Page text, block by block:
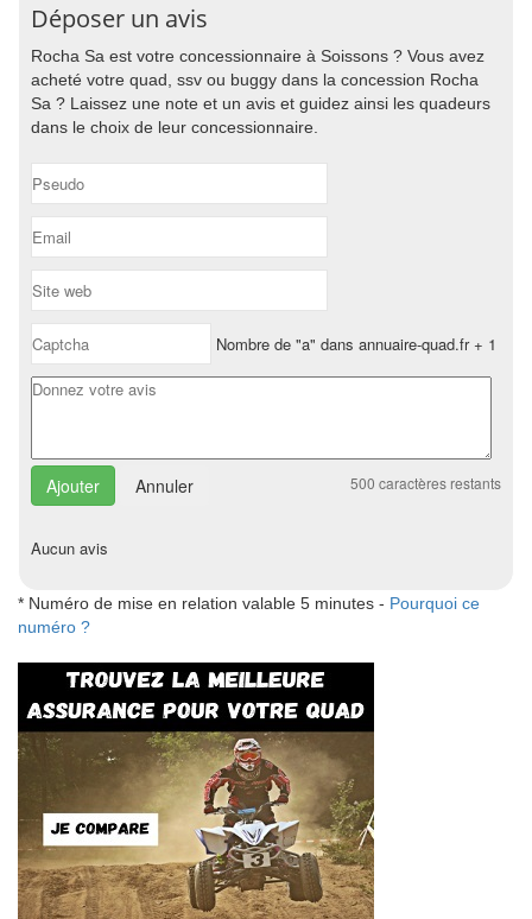
Déposer un avis
Rocha Sa est votre concessionnaire à Soissons ? Vous avez
acheté votre quad, ssv ou buggy dans la concession Rocha
Sa ? Laissez une note et un avis et guidez ainsi les quadeurs
dans le choix de leur concessionnaire.
Nombre de "a" dans annuaire-quad.fr + 1
Annuler 500 caractères restants
Aucun avis
* Numéro de mise en relation valable 5 minutes - Pourquoi ce
numéro ?